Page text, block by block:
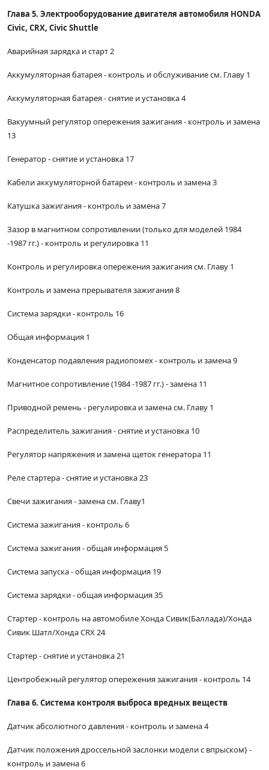
Глава 5. Электрооборудование двигателя автомобиля HONDA
Civic, CRX, Civic Shuttle
Аварийная зарядка и старт 2
Аккумуляторная батарея - контроль и обслуживание см. Главу 1
Аккумуляторная батарея - снятие и установка 4
Вакуумный регулятор опережения зажигания - контроль и замена
13
Генератор - снятие и установка 17
Кабели аккумуляторной батареи - контроль и замена 3
Катушка зажигания - контроль и замена 7
Зазор в магнитном сопротивлении (только для моделей 1984
-1987 гг.) - контроль и регулировка 11
Контроль и регулировка опережения зажигания см. Главу 1
Контроль и замена прерывателя зажигания 8
Система зарядки - контроль 16
Общая информация 1
Конденсатор подавления радиопомех - контроль и замена 9
Магнитное сопротивление (1984 -1987 гг.) - замена 11
Приводной ремень - регулировка и замена см. Главу 1
Распределитель зажигания - снятие и установка 10
Регулятор напряжения и замена щеток генератора 11
Реле стартера - снятие и установка 23
Свечи зажигания - замена см. Главу1
Система зажигания - контроль 6
Система зажигания - общая информация 5
Система запуска - общая информация 19
Система зарядки - общая информация 35
Стартер - контроль на автомобиле Хонда Сивик(Баллада)/Хонда
Сивик Шатл/Хонда CRX 24
Стартер - снятие и установка 21
Центробежный регулятор опережения зажигания - контроль 14
Глава 6. Система контроля выброса вредных веществ
Датчик абсолютного давления - контроль и замена 4
Датчик положения дроссельной заслонки модели с впрыском} -
контроль и замена 6